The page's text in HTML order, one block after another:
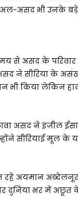
अल-असद भी उनके
से असद के
ने सीरिया के
भी किया लेकिन
असद ने इंजील
सीरियाई मूल के
रहे अयमान
भर में अछूत के